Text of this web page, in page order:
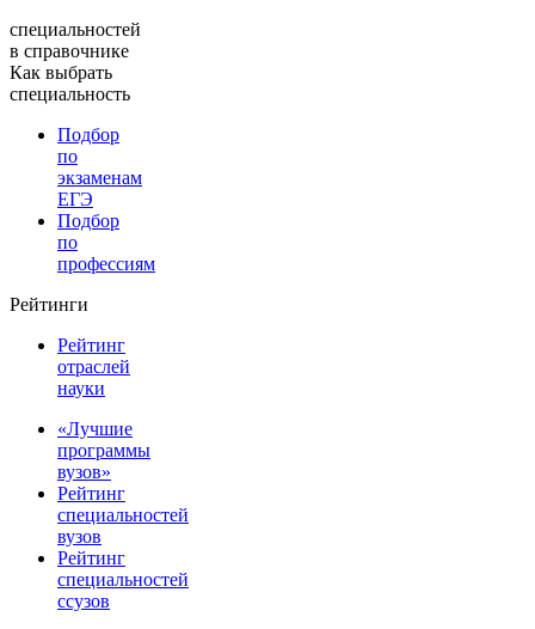
специальностей
в справочнике
Как выбрать
специальность
Подбор
по
экзаменам
ЕГЭ
Подбор
по
профессиям
Рейтинги
Рейтинг
отраслей
науки
«Лучшие
программы
вузов»
Рейтинг
специальностей
вузов
Рейтинг
специальностей
ссузов